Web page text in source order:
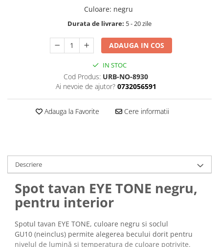
Culoare: negru
Durata de livrare: 5 - 20 zile
ADAUGA IN COS
IN STOC
Cod Produs: URB-NO-8930
Ai nevoie de ajutor? 0732056591
Adauga la Favorite Cere informatii
Descriere
Spot tavan EYE TONE negru,
pentru interior
Spotul tavan EYE TONE, culoare negru si soclul
GU10 (neinclus) permite alegerea becului dorit pentru
nivelul de lumină și temperatura de culoare potrivite.